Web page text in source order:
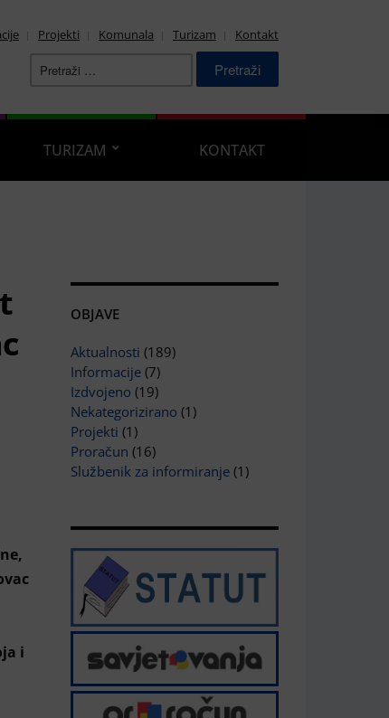
Projekti Komunala Turizam Kontakt
Pretraži:
TURIZAM KONTAKT
i
OBJAVE
Aktualnosti (189)
Informacije (7)
Izdvojeno (19)
Nekategorizirano (1)
Projekti (1)
Proračun (16)
Službenik za informiranje (1)